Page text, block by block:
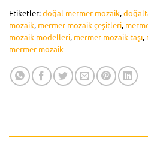
Etiketler:doğal mermer mozaik,
mozaik, mermer mozaik çeşitleri,
mozaik modelleri, mermer mozaik taşı,
mermer mozaik